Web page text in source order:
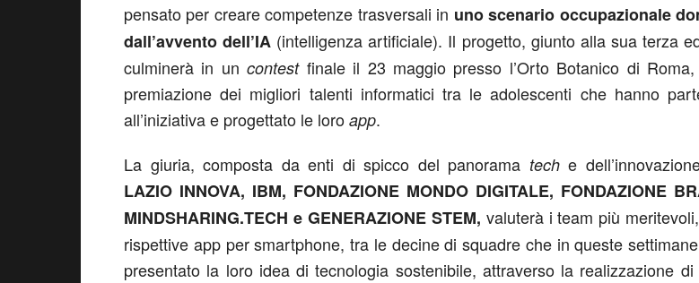
pensato per creare competenze trasversali in uno scenario occupazionale
dall’avvento dell’IA (intelligenza artificiale). Il progetto, giunto alla sua terza
culminerà in uncontestfinale il 23 maggio presso l’Orto Botanico di
premiazione dei migliori talenti informatici tra le adolescenti che hanno
all’iniziativa e progettato le loro app.
La giuria, composta da enti di spicco del panorama teche
LAZIO INNOVA, IBM, FONDAZIONE MONDO DIGITALE, FONDAZIONE
MINDSHARING.TECH e GENERAZIONE STEM, valuterà i team più
rispettive app per smartphone, tra le decine di squadre che in queste
presentato la loro idea di tecnologia sostenibile, attraverso la realizzazione di